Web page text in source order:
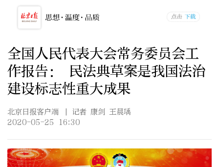
全国人民代表大会常务委员会工
作报告： 民法典草案是我国法治
建设标志性重大成果
北京日报客户端
| 记者 康剑 王晨瑀
2020-05-25 16:30